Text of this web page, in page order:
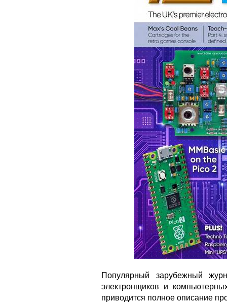
Популярный зарубежный
электронщиков и
приводится полное описание